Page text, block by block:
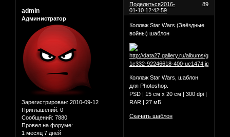
Поделиться 89
2016-
01-10 12:42:59
admin
Администратор
Зарегистрирован: 2010-09-12
Приглашений: 0
Сообщений: 7880
Провел на форуме:
1 месяц 7 дней
Коллаж Star Wars (Звёздные
войны) шаблон
Коллаж Star Wars, шаблон
для Photoshop.
PSD | 15 cм х 20 см | 300 dpi |
RAR | 27 мБ
Скачать шаблон